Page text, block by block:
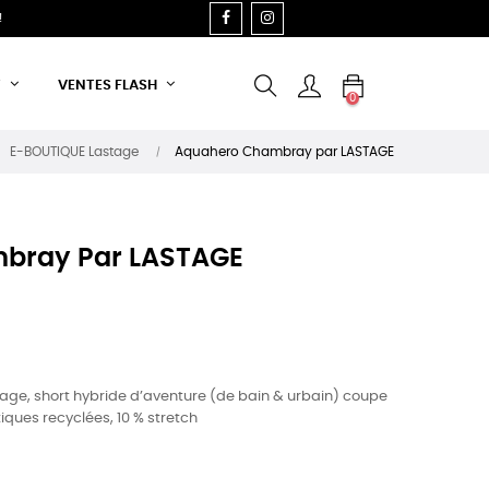
FACEBOOK
VENTES FLASH
0
E-BOUTIQUE Lastage Aquahero Chambray par LASTAGE
Par LASTAGE
short hybride d’aventure (de bain & urbain) coupe
recyclées, 10 % stretch